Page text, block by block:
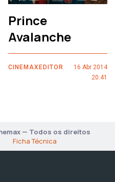
Prince
Avalanche
CINEMAXEDITOR
16 Abr 2014
20:41
— Todos os direitos
Ficha Técnica